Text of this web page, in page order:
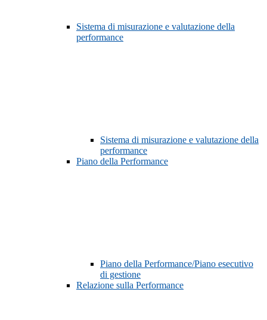
Sistema di misurazione e valutazione della
performance
Sistema di misurazione e valutazione della
performance
Piano della Performance
Piano della Performance/Piano esecutivo
di gestione
Relazione sulla Performance